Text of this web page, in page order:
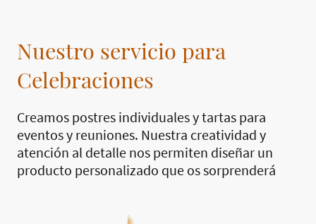
Nuestro servicio para
Celebraciones
Creamos postres individuales y tartas para
eventos y reuniones. Nuestra creatividad y
atención al detalle nos permiten diseñar un
producto personalizado que os sorprenderá